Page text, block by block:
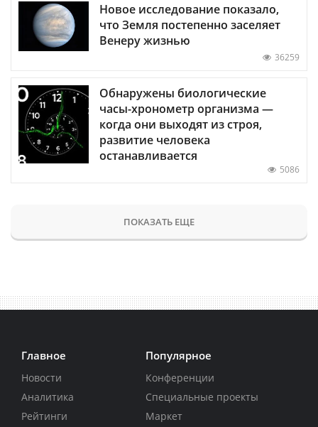
Новое исследование показало,
что Земля постепенно заселяет
Венеру жизнью
36259
Обнаружены биологические
часы-хронометр организма —
когда они выходят из строя,
развитие человека
останавливается
5086
ПОКАЗАТЬ ЕЩЕ
Главное
Новости
Аналитика
Рейтинги
Популярное
Конференции
Специальные проекты
Маркет